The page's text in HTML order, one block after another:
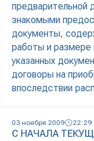
предварительной
знакомыми
документы,
работы и размере
указанных
договоры на
впоследствии
03 ноября 2009 22:29
С НАЧАЛА